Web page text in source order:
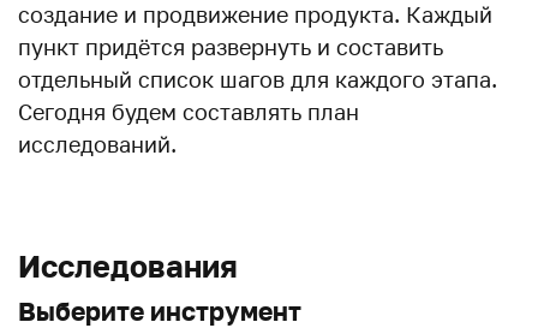
создание и продвижение продукта. Каждый
пункт придётся развернуть и составить
отдельный список шагов для каждого этапа.
Сегодня будем составлять план
исследований.
Исследования
Выберите инструмент